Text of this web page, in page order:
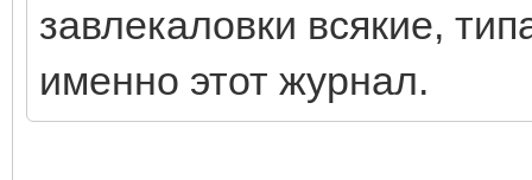
завлекаловки всякие,
именно этот журнал.